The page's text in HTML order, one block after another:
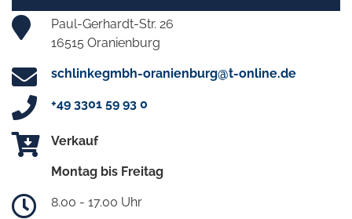
Paul-Gerhardt-Str. 26
16515 Oranienburg
schlinkegmbh-oranienburg@t-online.de
+49 3301 59 93 0
Verkauf
Montag bis Freitag
8.00 - 17.00 Uhr